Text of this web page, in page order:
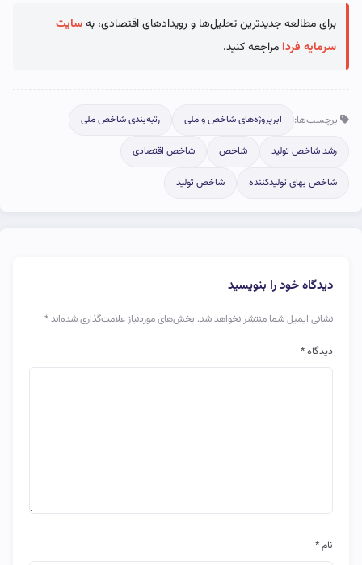
برای مطالعه جدیدترین تحلیل‌ها و رویدادهای اقتصادی، بهسایت
سرمایه فردا مراجعه کنید.
برچسب‌ها: ابرپروژه‌های شاخص و ملی رتبه‌بندی شاخص ملی
رشد شاخص تولید شاخص شاخص اقتصادی
شاخص بهای تولیدکننده شاخص تولید
دیدگاه خود را بنویسید
نشانی ایمیل شما منتشر نخواهد شد. بخش‌های موردنیاز علامت‌گذاری شده‌اند*
دیدگاه*
نام*